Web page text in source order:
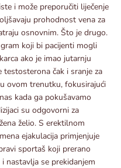
i može preporučiti liječenje
prohodnost vena za
osnovnim. Što je drugo.
koji bi pacijenti mogli
ako je imao jutarnju
čak i sranje za
ovom trenutku, fokusirajući
kada ga pokušavamo
su odgovorni za
želio. S erektilnom
ejakulacija primjenjuje
sportaš koji prerano
nastavlja se prekidanjem